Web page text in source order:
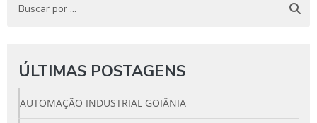
ÚLTIMAS POSTAGENS
AUTOMAÇÃO INDUSTRIAL GOIÂNIA